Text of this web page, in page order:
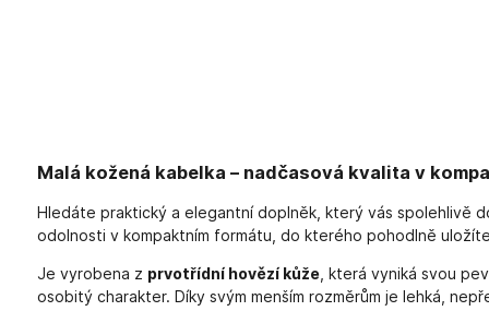
Malá kožená kabelka – nadčasová kvalita v
Hledáte praktický a elegantní doplněk, který vás spolehlivě
odolnosti v kompaktním formátu, do kterého pohodlně
Je vyrobena z prvotřídní hovězí kůže, která vyniká svou
osobitý charakter. Díky svým menším rozměrům je lehká,